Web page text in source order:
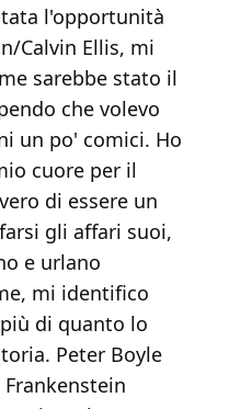
l'opportunità
Calvin Ellis, mi
sarebbe stato il
che volevo
un po' comici. Ho
cuore per il
di essere un
gli affari suoi,
e urlano
mi identifico
di quanto lo
Peter Boyle